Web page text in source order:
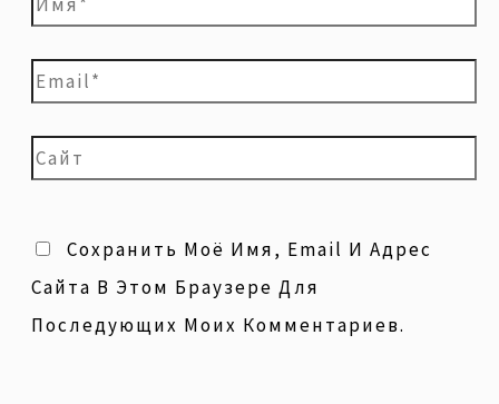
Сохранить Моё Имя, Email И Адрес
Сайта В Этом Браузере Для
Последующих Моих Комментариев.